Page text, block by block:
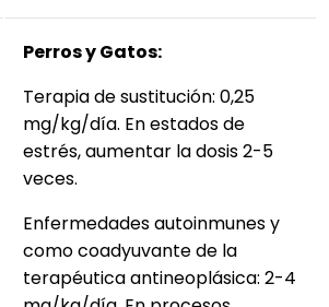
Perros y Gatos:
Terapia de sustitución: 0,25
mg/kg/día. En estados de
estrés, aumentar la dosis 2-5
veces.
Enfermedades autoinmunes y
como coadyuvante de la
terapéutica antineoplásica: 2-4